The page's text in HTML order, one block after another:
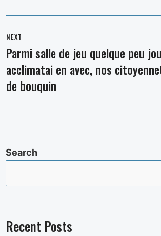
NEXT
Next
post:
Parmi salle de jeu quelque peu
acclimatai en avec, nos
de bouquin
Search
Recent Posts